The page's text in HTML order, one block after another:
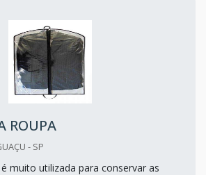
ROUPA
- SP
muito utilizada para conservar as